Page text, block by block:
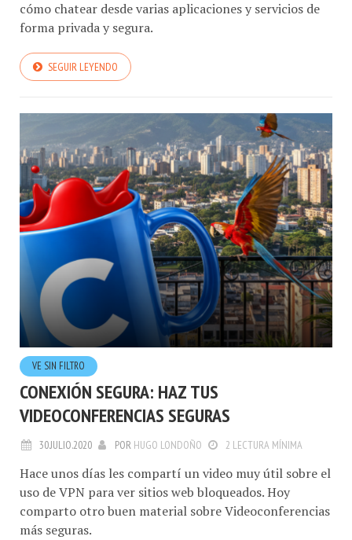
cómo chatear desde varias aplicaciones y servicios de
forma privada y segura.
SEGUIR LEYENDO
VE SIN FILTRO
CONEXIÓN SEGURA: HAZ TUS
VIDEOCONFERENCIAS SEGURAS
30.JULIO.2020 POR HUGO LONDOÑO 2 LECTURA MÍNIMA
Hace unos días les compartí un video muy útil sobre el
uso de VPN para ver sitios web bloqueados. Hoy
comparto otro buen material sobre Videoconferencias
más seguras.